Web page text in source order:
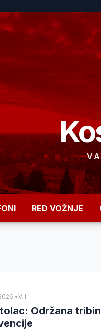
RED VOŽNJE
•V. I.
Održana